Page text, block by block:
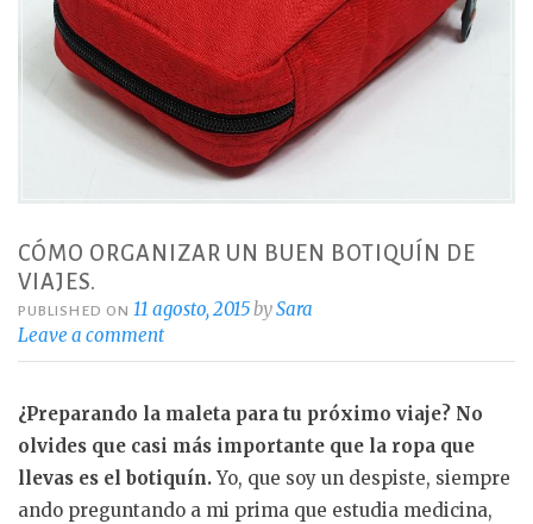
CÓMO ORGANIZAR UN BUEN BOTIQUÍN DE
VIAJES.
PUBLISHED ON11 agosto, 2015bySara
Leave a comment
¿Preparando la maleta para tu próximo viaje? No
olvides que casi más importante que la ropa que
llevas es el botiquín.Yo, que soy un despiste, siempre
ando preguntando a mi prima que estudia medicina,